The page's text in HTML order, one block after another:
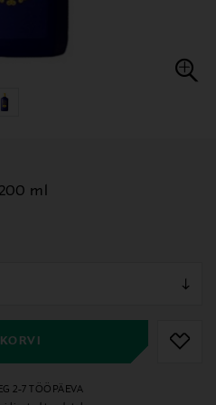
ml
2-7 TÖÖPÄEVA